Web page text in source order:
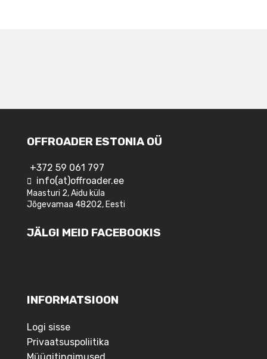
OFFROADER ESTONIA OÜ
+372 59 061 797
info(at)offroader.ee
Maasturi 2, Aidu küla
Jõgevamaa 48202, Eesti
JÄLGI MEID FACEBOOKIS
INFORMATSIOON
Logi sisse
Privaatsuspoliitika